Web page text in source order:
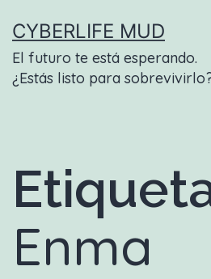
contenido
CYBERLIFE MUD
El futuro te está esperando.
¿Estás listo para
Enma